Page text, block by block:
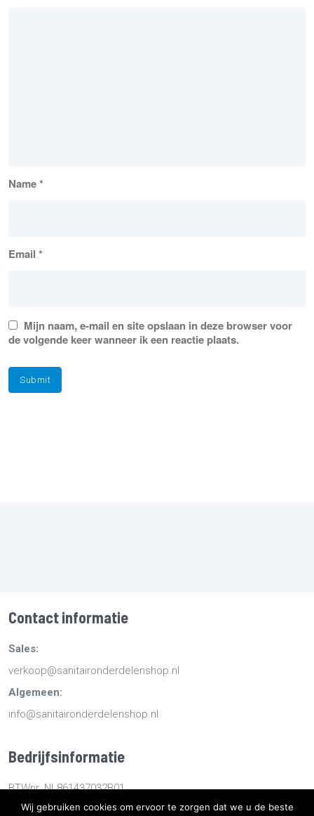
Name*
Email *
Mijn naam, e-mail en site opslaan in deze browser voor
de volgende keer wanneer ik een reactie plaats.
Contact informatie
Sales:
verkoop@sanitaironderdelenshop.nl
Algemeen:
info@sanitaironderdelenshop.nl
Bedrijfsinformatie
BTWnr: NL861437032B01
KvKnr: 78527112
Wij gebruiken cookies om ervoor te zorgen dat we u de beste